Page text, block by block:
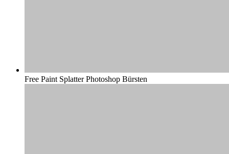
Free Paint Splatter Photoshop Bürsten